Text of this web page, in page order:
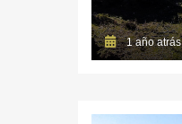
1 año atrás